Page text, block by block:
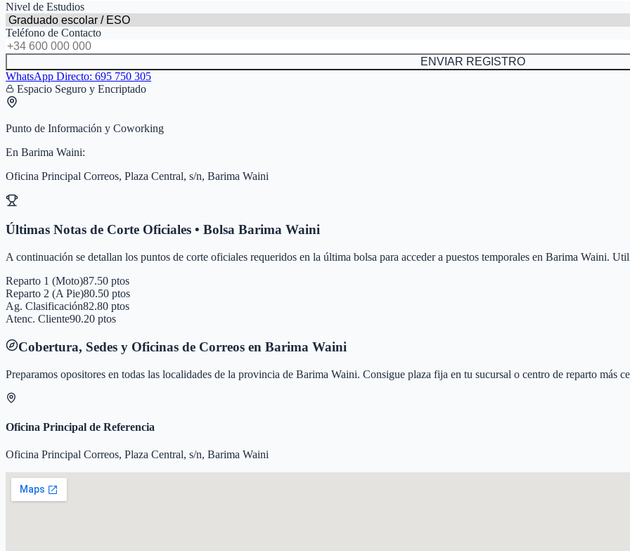
Nivel de Estudios
Teléfono de Contacto
ENVIAR REGISTRO
WhatsApp Directo: 695 750 305
Espacio Seguro y Encriptado
Punto de Información y Coworking
En Barima Waini:
Oficina Principal Correos, Plaza Central, s/n, Barima Waini
Últimas Notas de Corte Oficiales • Bolsa Barima Waini
A continuación se detallan los puntos de corte oficiales requeridos en la última bolsa para acceder a puestos temporales en Barima Waini.
Reparto 1 (Moto)87.50 ptos
Reparto 2 (A Pie)80.50 ptos
Ag. Clasificación82.80 ptos
Atenc. Cliente90.20 ptos
Cobertura, Sedes y Oficinas de Correos en Barima Waini
Preparamos opositores en todas las localidades de la provincia de Barima Waini. Consigue plaza fija en tu sucursal o centro de reparto más
Oficina Principal de Referencia
Oficina Principal Correos, Plaza Central, s/n, Barima Waini